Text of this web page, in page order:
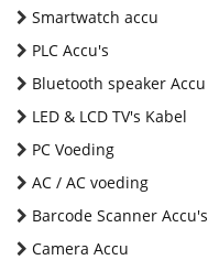
Smartwatch accu
PLC Accu's
Bluetooth speaker Accu
LED & LCD TV's Kabel
PC Voeding
AC / AC voeding
Barcode Scanner Accu's
Camera Accu